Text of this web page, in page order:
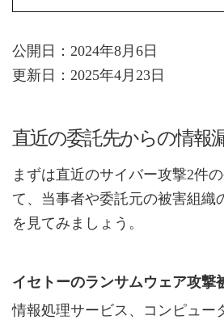
公開日：2024年8月6日
更新日：2025年4月23日
直近の委託先からの情報
まずは直近のサイバー攻撃2件
て、当事者や委託元の被害組織
を見てみましょう。
イセトーのランサムウェア攻撃
情報処理サービス、コンピュー